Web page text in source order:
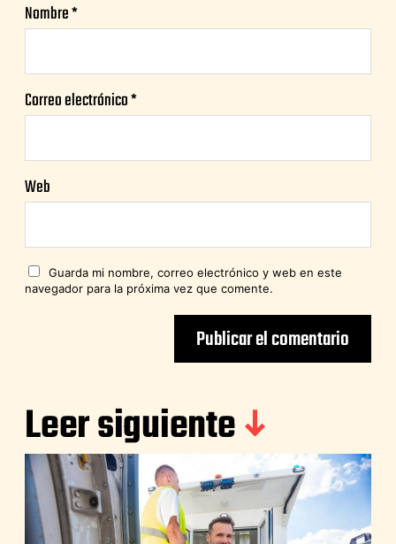
Nombre*
Correo electrónico*
Web
Guarda mi nombre, correo electrónico y web en este
navegador para la próxima vez que comente.
Leer siguiente